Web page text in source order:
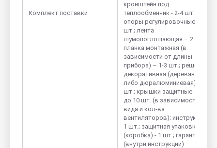
Комплект поставки
кронштейн под
теплообменник - 2-4 шт.;
опоры регулировочные – 4
шт.; лента
шумопоглощающая – 2 шт.;
планка монтажная (в
зависимости от длины
прибора) – 1-3 шт.; решетка
декоративная (деревянная
либо дюралюминиевая) - 1
шт.; крышки защитные - от 2
до 10 шт. (в зависимости от
вида и кол-ва
вентиляторов); инструкция -
1 шт.; защитная упаковка
(коробка) - 1 шт.; гарантия
(внутри инструкции)